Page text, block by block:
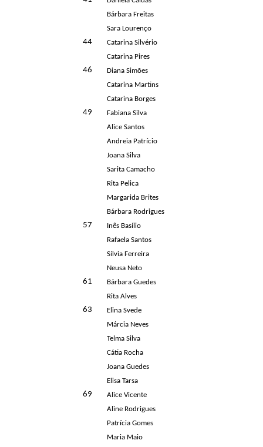
Bárbara Freitas
Sara Lourenço
44
Catarina Silvério
Catarina Pires
46
Diana Simões
Catarina Martins
Catarina Borges
49
Fabiana Silva
Alice Santos
Andreia Patrício
Joana Silva
Sarita Camacho
Rita Pelica
Margarida Brites
Bárbara Rodrigues
57
Inês Basílio
Rafaela Santos
Sílvia Ferreira
Neusa Neto
61
Bárbara Guedes
Rita Alves
63
Elina Svede
Márcia Neves
Telma Silva
Cátia Rocha
Joana Guedes
Elisa Tarsa
69
Alice Vicente
Aline Rodrigues
Patrícia Gomes
Maria Maio